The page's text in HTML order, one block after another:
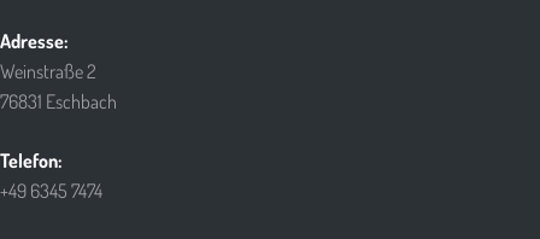
Adresse:
Weinstraße 2
76831 Eschbach
Telefon:
+49 6345 7474